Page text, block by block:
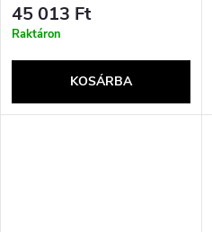
45 013 Ft
Raktáron
KOSÁRBA